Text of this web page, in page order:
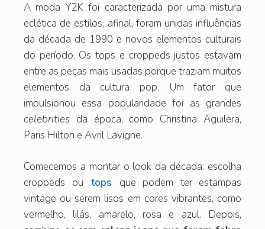
A moda Y2K foi caracterizada por uma mistura
eclética de estilos, afinal, foram unidas influências
da década de 1990 e novos elementos culturais
do período. Os tops e croppeds justos estavam
entre as peças mais usadas porque traziam muitos
elementos da cultura pop. Um fator que
impulsionou essa popularidade foi as grandes
celebrities da época, como Christina Aguilera,
Paris Hilton e Avril Lavigne.
Comecemos a montar o look da década: escolha
croppeds ou
tops que podem ter estampas
vintage ou serem lisos em cores vibrantes, como
vermelho, lilás, amarelo, rosa e azul. Depois,